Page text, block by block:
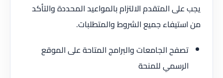
يجب على المتقدم الالتزام بالمواعيد المحددة والتأكد
من استيفاء جميع الشروط والمتطلبات.
تصفح الجامعات والبرامج المتاحة على الموقع
الرسمي للمنحة